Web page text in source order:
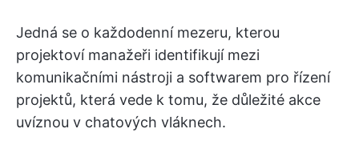
Jedná se o každodenní mezeru, kterou
projektoví manažeři identifikují mezi
komunikačními nástroji a softwarem pro řízení
projektů, která vede k tomu, že důležité akce
uvíznou v chatových vláknech.